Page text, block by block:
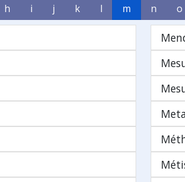
h i j k l m n o